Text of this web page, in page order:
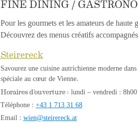
FINE DINING /
Pour les gourmets et les amateurs de
Découvrez des menus créatifs
Steirereck
Savourez une cuisine autrichienne moderne
spéciale au cœur de Vienne.
Horaires d’ouverture : lundi – vendredi : 8h00
Téléphone : +43 1 713 31 68
Email : wien@steirereck.at